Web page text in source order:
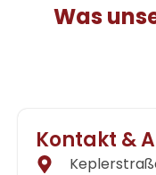
Was
Kontakt &